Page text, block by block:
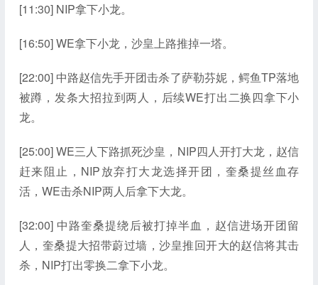
[11:30] NIP拿下小龙。
[16:50] WE拿下小龙，沙皇上路推掉一塔。
[22:00] 中路赵信先手开团击杀了萨勒芬妮，鳄鱼TP落地
被蹲，发条大招拉到两人，后续WE打出二换四拿下小
龙。
[25:00] WE三人下路抓死沙皇，NIP四人开打大龙，赵信
赶来阻止，NIP放弃打大龙选择开团，奎桑提丝血存
活，WE击杀NIP两人后拿下大龙。
[32:00] 中路奎桑提绕后被打掉半血，赵信进场开团留
人，奎桑提大招带蔚过墙，沙皇推回开大的赵信将其击
杀，NIP打出零换二拿下小龙。